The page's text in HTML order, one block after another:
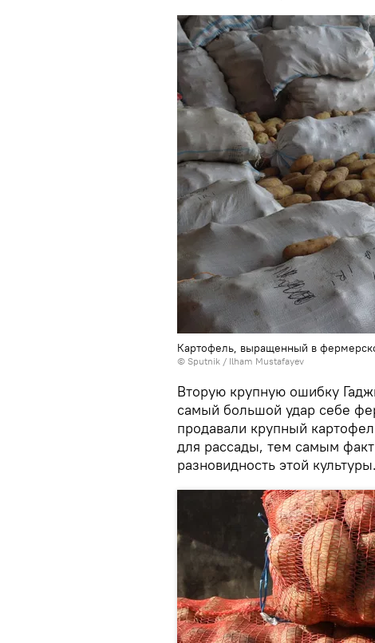
Картофель, выращенный в
© Sputnik / Ilham Mustafayev
Вторую крупную ошибку
самый большой удар себе
продавали крупный
для рассады, тем самым
разновидность этой культуры.